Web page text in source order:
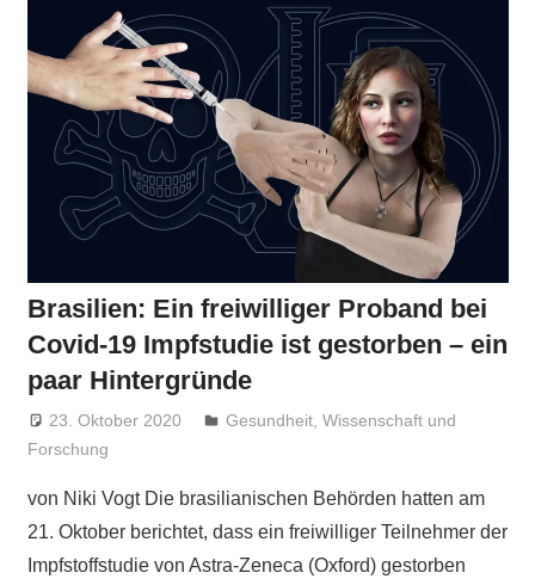
Brasilien: Ein freiwilliger Proband bei
Covid-19 Impfstudie ist gestorben – ein
paar Hintergründe
23. Oktober 2020 Niki Vogt
Gesundheit ,Wissenschaft und
Forschung
von Niki Vogt Die brasilianischen Behörden hatten am
21. Oktober berichtet, dass ein freiwilliger Teilnehmer der
Impfstoffstudie von Astra-Zeneca (Oxford) gestorben